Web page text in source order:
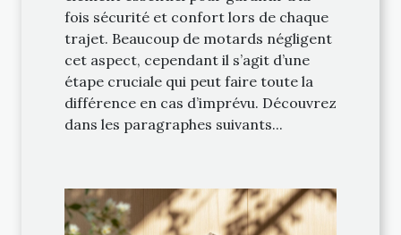
fois sécurité et confort lors de chaque
trajet. Beaucoup de motards négligent
cet aspect, cependant il s’agit d’une
étape cruciale qui peut faire toute la
différence en cas d’imprévu. Découvrez
dans les paragraphes suivants...